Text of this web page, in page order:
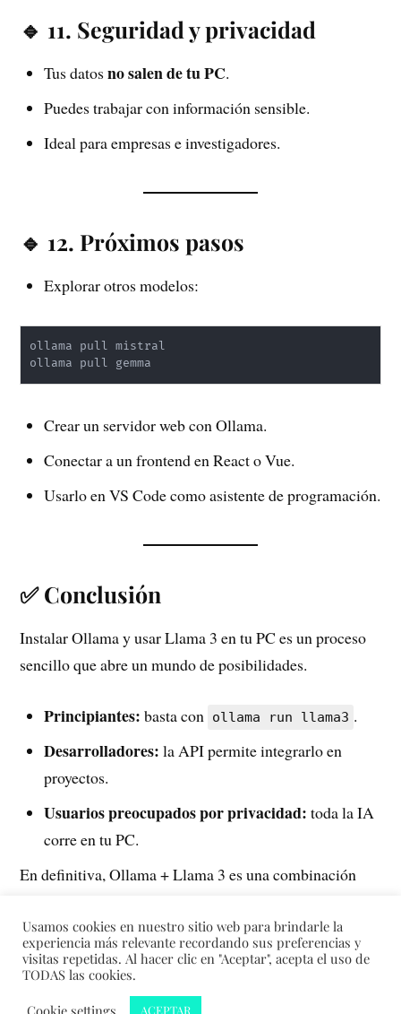
🔹 11. Seguridad y privacidad
Tus datosno salen de tu PC.
Puedes trabajar con información sensible.
Ideal para empresas e investigadores.
🔹 12. Próximos pasos
Explorar otros modelos:
ollama pull mistral
ollama pull gemma
Crear un servidor web con Ollama.
Conectar a un frontend en React o Vue.
Usarlo en VS Code como asistente de programación.
✅ Conclusión
Instalar Ollama y usar Llama 3 en tu PC es un proceso
sencillo que abre un mundo de posibilidades.
Principiantes: basta con ollama run llama3 .
Desarrolladores: la API permite integrarlo en
proyectos.
Usuarios preocupados por privacidad: toda la IA
corre en tu PC.
En definitiva, Ollama + Llama 3 es una combinación
CREADO CON WORDPRESS
Usamos cookies en nuestro sitio web para brindarle la
experiencia más relevante recordando sus preferencias y
visitas repetidas. Al hacer clic en "Aceptar", acepta el uso de
TODAS las cookies.
Cookie settings
ACEPTAR